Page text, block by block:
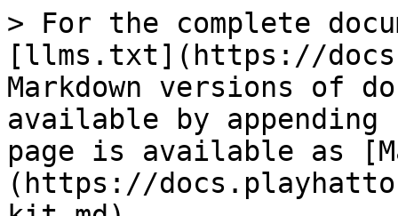
> For the complete
[llms.txt](https://
Markdown versions of
available by
page is available as
(https://